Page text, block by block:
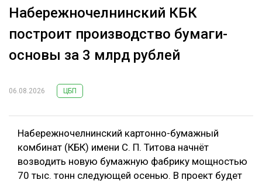
Набережночелнинский КБК
построит производство бумаги-
основы за 3 млрд рублей
06.08.2026 ЦБП
Набережночелнинский картонно-бумажный
комбинат (КБК) имени С. П. Титова начнёт
возводить новую бумажную фабрику мощностью
70 тыс. тонн следующей осенью. В проект будет